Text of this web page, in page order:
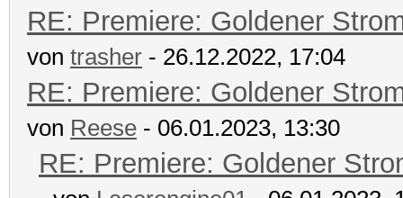
RE: Premiere: Goldener
von trasher - 26.12.2022, 17:04
RE: Premiere: Goldener
von Reese - 06.01.2023, 13:30
RE: Premiere: Goldener